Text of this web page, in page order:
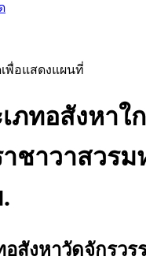
พื่อแสดงแผนที่
ภทอสังหาใ
ชาวาสวรม
อสังหาวัดจักรวร